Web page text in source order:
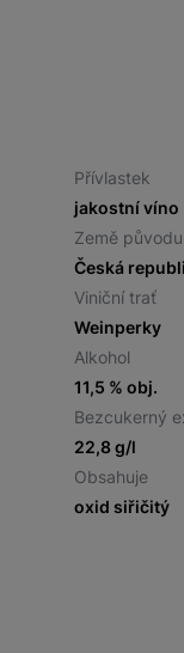
Přívlastek
jakostní víno
Země původu
Česká
Viniční trať
Weinperky
Alkohol
11,5 % obj.
Bezcukerný
22,8 g/l
Obsahuje
oxid siřičitý